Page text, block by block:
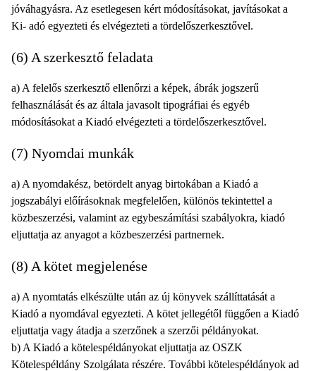
jóváhagyásra. Az esetlegesen kért módosításokat, javításokat a
Ki- adó egyezteti és elvégezteti a tördelőszerkesztővel.
(6) A szerkesztő feladata
a) A felelős szerkesztő ellenőrzi a képek, ábrák jogszerű
felhasználását és az általa javasolt tipográfiai és egyéb
módosításokat a Kiadó elvégezteti a tördelőszerkesztővel.
(7) Nyomdai munkák
a) A nyomdakész, betördelt anyag birtokában a Kiadó a
jogszabályi előírásoknak megfelelően, különös tekintettel a
közbeszerzési, valamint az egybeszámítási szabályokra, kiadó
eljuttatja az anyagot a közbeszerzési partnernek.
(8) A kötet megjelenése
a) A nyomtatás elkészülte után az új könyvek szállíttatását a
Kiadó a nyomdával egyezteti. A kötet jellegétől függően a Kiadó
eljuttatja vagy átadja a szerzőnek a szerzői példányokat.
b) A Kiadó a kötelespéldányokat eljuttatja az OSZK
Kötelespéldány Szolgálata részére. További kötelespéldányok ad